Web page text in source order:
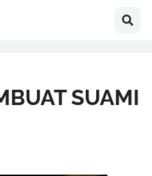
SUAMI